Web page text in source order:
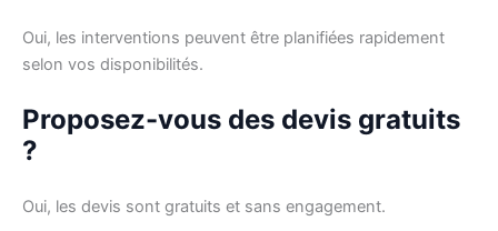
Oui, les interventions peuvent être planifiées rapidement
selon vos disponibilités.
Proposez-vous des devis gratuits
?
Oui, les devis sont gratuits et sans engagement.